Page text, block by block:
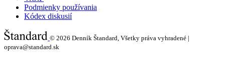
Podmienky používania
Kódex diskusií
© 2026 Denník Štandard, Všetky práva vyhradené |
oprava@standard.sk